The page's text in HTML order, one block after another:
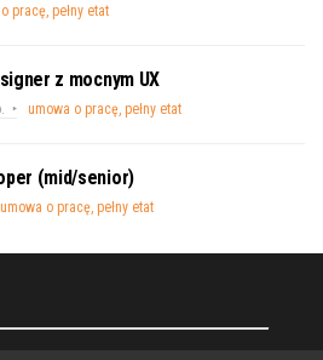
pracę, pełny etat
z mocnym UX
umowa o pracę, pełny etat
(mid/senior)
umowa o pracę, pełny etat